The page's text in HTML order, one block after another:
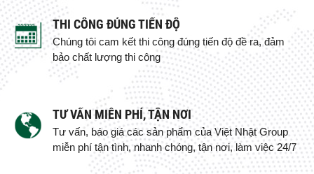
THI CÔNG ĐÚNG TIẾN ĐỘ
Chúng tôi cam kết thi công đúng tiến độ đề ra, đảm
bảo chất lượng thi công
TƯ VẤN MIỄN PHÍ, TẬN NƠI
Tư vấn, báo giá các sản phẩm của Việt Nhật Group
miễn phí tận tình, nhanh chóng, tận nơi, làm việc 24/7